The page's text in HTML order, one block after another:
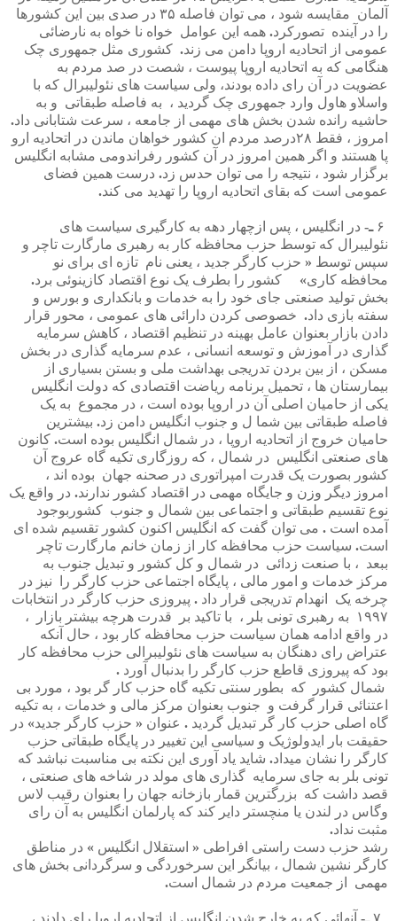
آلمان مقایسه شود ، می توان فاصله ۳۵ در صدی بین این کشورها
را
در آینده تصورکرد. همه این عوامل خواه نا خواه به نارضائی
عمومی از اتحادیه اروپا دامن می زند. کشوری مثل جمهوری چک
هنگامی که به اتحادیه اروپا پیوست ، شصت در صد مردم به
عضویت در آن رای داده بودند، ولی سیاست های نئولیبرال که با
واسلاو هاول وارد جمهوری چک گردید ، به فاصله طبقاتی و به
حاشیه رانده شدن بخش های مهمی از جامعه ، سرعت شتابانی داد.
امروز ، فقط ۲۸درصد مردم ان کشور خواهان ماندن در اتحادیه ارو
پا هستند و اگر همین امروز در آن کشور رفراندومی مشابه انگلیس
برگزار شود ، نتیجه را می توان حدس زد. درست همین فضای
عمومی است که بقای اتحادیه اروپا را تهدید می کند.
۶ ـ- در انگلیس ، پس ازچهار دهه به کارگیری سیاست های
نئولیبرال که توسط حزب محافظه کار به رهبری مارگارت تاچر و
سپس توسط « حزب کارگر جدید ، یعنی نام تازه ای برای نو
محافظه کاری» کشور را بطرف یک نوع اقتصاد کازینوئی برد.
بخش تولید صنعتی جای خود را به خدمات و بانکداری و بورس و
سفته بازی داد. خصوصی کردن دارائی های عمومی ، محور قرار
دادن بازار بعنوان عامل بهینه در تنظیم اقتصاد ، کاهش سرمایه
گذاری در آموزش و توسعه انسانی ، عدم سرمایه گذاری در بخش
مسکن ، از بین بردن تدریجی بهداشت ملی و بستن بسیاری از
بیمارستان ها ، تحمیل برنامه ریاضت اقتصادی که دولت انگلیس
یکی از حامیان اصلی آن در اروپا بوده است ، در مجموع به یک
فاصله طبقاتی بین شما ل و جنوب انگلیس دامن زد. بیشترین
حامیان خروج از اتحادیه اروپا ، در شمال انگلیس بوده است. کانون
های صنعتی انگلیس در شمال ، که روزگاری تکیه گاه عروج آن
کشور بصورت یک قدرت امپراتوری در صحنه جهان بوده اند ،
امروز دیگر وزن و جایگاه مهمی در اقتصاد کشور ندارند. در واقع یک
نوع تقسیم طبقاتی و اجتماعی بین شمال و جنوب کشوربوجود
آمده است . می توان گفت که انگلیس اکنون کشور تقسیم شده ای
است. سیاست حزب محافظه کار از زمان خانم مارگارت تاچر
ببعد ، با صنعت زدائی در شمال و کل کشور و تبدیل جنوب به
مرکز خدمات و امور مالی ، پایگاه اجتماعی حزب کارگر را نیز در
چرخه یک انهدام تدریجی قرار داد . پیروزی حزب کارگر در
انتخابات
۱۹۹۷
به رهبری تونی بلر ، با تاکید بر قدرت هرچه بیشتر بازار
،
در واقع ادامه همان سیاست حزب محافظه کار بود ، حال آنکه
عتراض رای دهنگان به سیاست های نئولیبرالی حزب محافظه کار
بود که پیروزی قاطع حزب کارگر را بدنبال آورد .
شمال کشور که بطور سنتی تکیه گاه حزب کار گر بود ، مورد بی
اعتنائی قرار گرفت و جنوب بعنوان مرکز مالی و خدمات ، به تکیه
گاه اصلی حزب کار گر تبدیل گردید . عنوان « حزب کارگر جدید» در
حقیقت بار ایدولوژیک و سیاسی این تغییر در پایگاه طبقاتی حزب
کارگر را نشان میداد. شاید یاد آوری این نکته بی مناسبت نباشد که
تونی بلر به جای سرمایه گذاری های مولد در شاخه های صنعتی ،
قصد داشت که بزرگترین قمار بازخانه جهان را بعنوان رقیب لاس
وگاس در لندن یا منچستر دایر کند که پارلمان انگلیس به آن رای
مثبت نداد.
رشد حزب دست راستی افراطی « استقلال انگلیس » در مناطق
کارگر نشین شمال ، بیانگر این سرخوردگی و سرگردانی بخش های
مهمی
از جمعیت مردم در شمال است.